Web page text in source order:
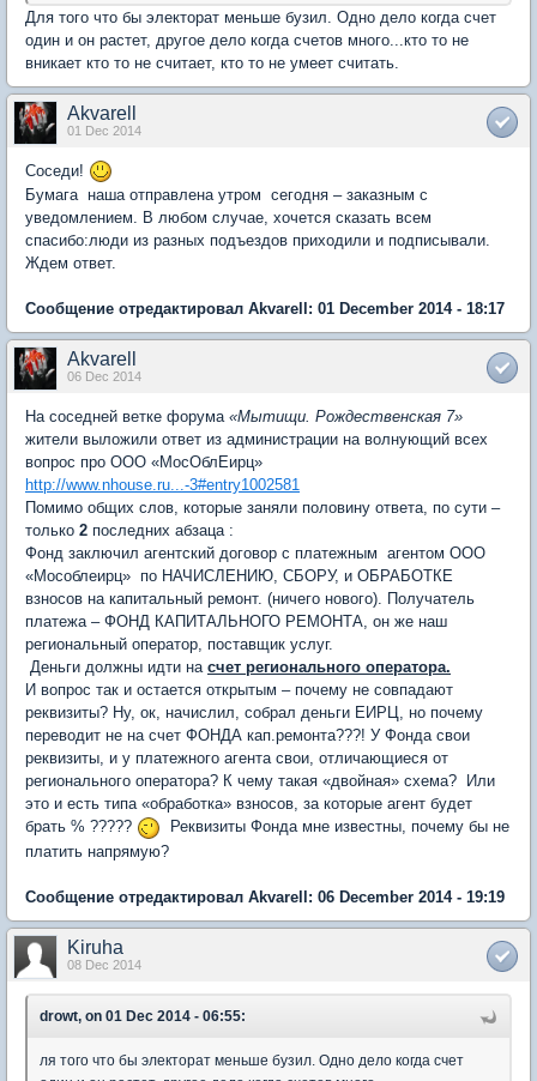
Для того что бы электорат меньше бузил. Одно дело когда счет
один и он растет, другое дело когда счетов много...кто то не
вникает кто то не считает, кто то не умеет считать.
Akvarell
01 Dec 2014
Соседи!
Бумага наша отправлена утром сегодня – заказным с
уведомлением. В любом случае, хочется сказать всем
спасибо:люди из разных подъездов приходили и подписывали.
Ждем ответ.
Сообщение отредактировал Akvarell: 01 December 2014 - 18:17
Akvarell
06 Dec 2014
На соседней ветке форума «Мытищи. Рождественская 7»
жители выложили ответ из администрации на волнующий всех
вопрос про ООО «МосОблЕирц»
http://www.nhouse.ru...-3#entry1002581
Помимо общих слов, которые заняли половину ответа, по сути –
только 2 последних абзаца :
Фонд заключил агентский договор с платежным агентом ООО
«Мособлеирц» по НАЧИСЛЕНИЮ, СБОРУ, и ОБРАБОТКЕ
взносов на капитальный ремонт. (ничего нового). Получатель
платежа – ФОНД КАПИТАЛЬНОГО РЕМОНТА, он же наш
региональный оператор, поставщик услуг.
Деньги должны идти на счет регионального оператора.
И вопрос так и остается открытым – почему не совпадают
реквизиты? Ну, ок, начислил, собрал деньги ЕИРЦ, но почему
переводит не на счет ФОНДА кап.ремонта???! У Фонда свои
реквизиты, и у платежного агента свои, отличающиеся от
регионального оператора? К чему такая «двойная» схема? Или
это и есть типа «обработка» взносов, за которые агент будет
брать % ?????
Реквизиты Фонда мне известны, почему бы не
платить напрямую?
Сообщение отредактировал Akvarell: 06 December 2014 - 19:19
Kiruha
08 Dec 2014
drowt, on 01 Dec 2014 - 06:55:
ля того что бы электорат меньше бузил. Одно дело когда счет